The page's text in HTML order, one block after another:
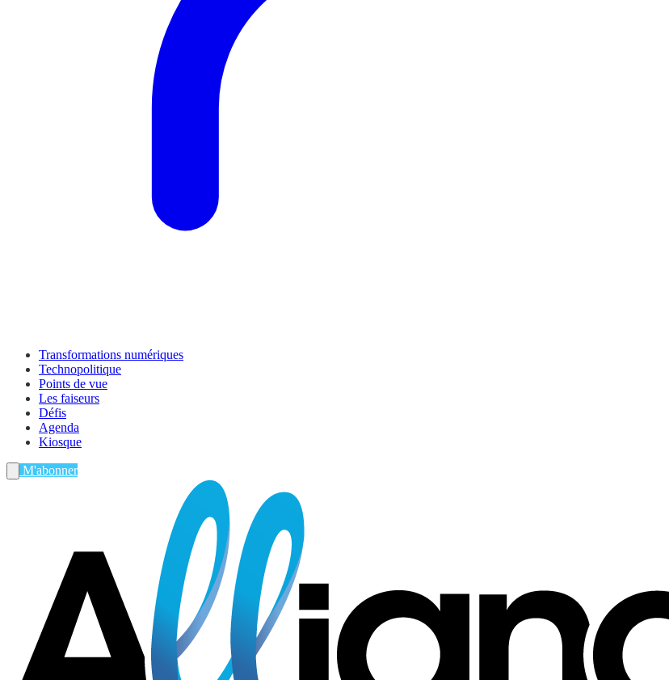
Transformations numériques
Technopolitique
Points de vue
Les faiseurs
Défis
Agenda
Kiosque
M'abonner